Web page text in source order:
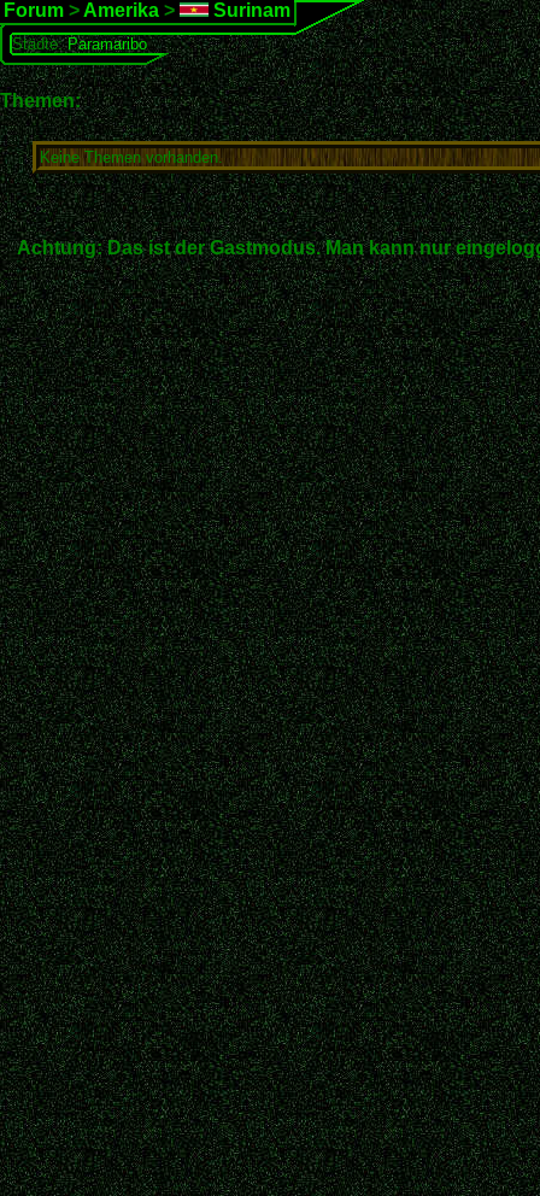
Forum > Amerika > Surinam
Städte:Paramaribo
Themen:
Keine Themen vorhanden.
Achtung: Das ist der Gastmodus. Man kann nur